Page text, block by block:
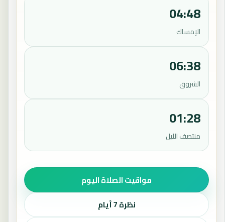
04:48
الإمساك
06:38
الشروق
01:28
منتصف الليل
مواقيت الصلاة اليوم
نظرة 7 أيام